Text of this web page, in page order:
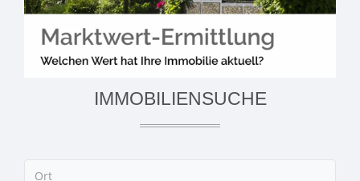
IMMOBILIENSUCHE